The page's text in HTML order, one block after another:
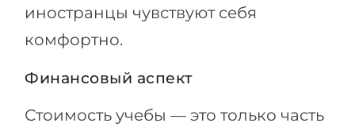
иностранцы чувствуют себя
комфортно.
Финансовый аспект
Стоимость учебы — это только часть